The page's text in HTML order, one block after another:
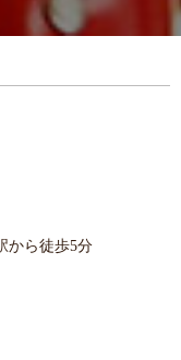
から徒歩5分